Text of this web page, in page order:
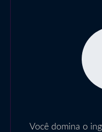
Você domina o